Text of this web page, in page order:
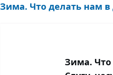
Зима. Что делать нам в
Зима. Что